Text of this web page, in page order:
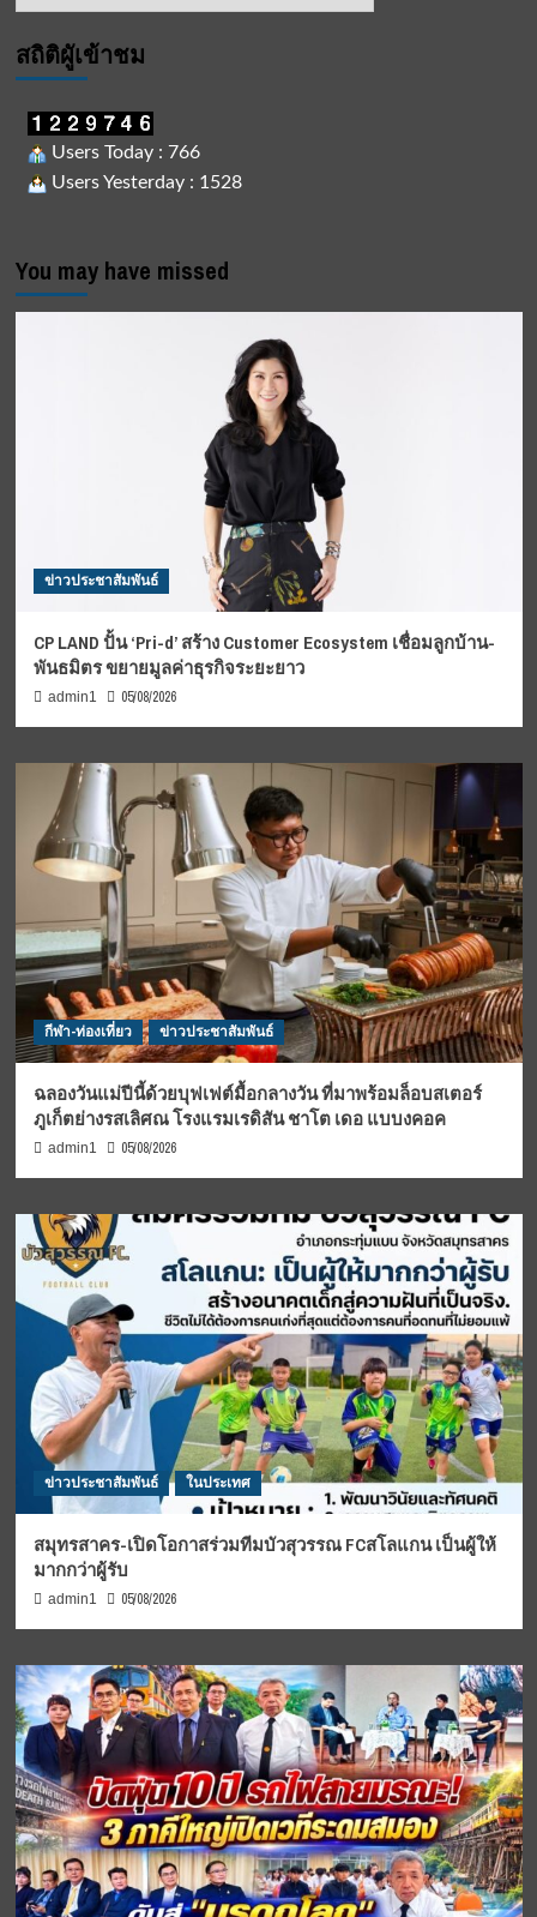
สถิติผูัเข้าชม
Users Today : 766
Users Yesterday : 1528
You may have missed
ข่าวประชาสัมพันธ์
CP LAND ปั้น ‘Pri-d’ สร้าง Customer Ecosystem เชื่อมลูกบ้าน-
พันธมิตร ขยายมูลค่าธุรกิจระยะยาว
admin1 05/08/2026
กีฬา-ท่องเที่ยว ข่าวประชาสัมพันธ์
ฉลองวันแม่ปีนี้ด้วยบุฟเฟต์มื้อกลางวัน ที่มาพร้อมล็อบสเตอร์
ภูเก็ตย่างรสเลิศณ โรงแรมเรดิสัน ชาโต เดอ แบบงคอค
admin1 05/08/2026
ข่าวประชาสัมพันธ์ ในประเทศ
สมุทรสาคร-เปิดโอกาสร่วมทีมบัวสุวรรณ FCสโลแกน เป็นผู้ให้
มากกว่าผู้รับ
admin1 05/08/2026